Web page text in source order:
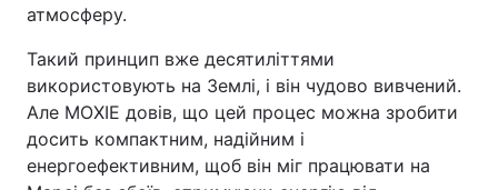
атмосферу.
Такий принцип вже десятиліттями
використовують на Землі, і він чудово вивчений.
Але MOXIE довів, що цей процес можна зробити
досить компактним, надійним і
енергоефективним, щоб він міг працювати на